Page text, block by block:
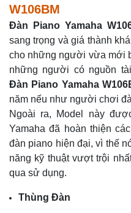
W106BM
Đàn Piano Yamaha
sang trọng và giá thành
cho những người vừa mới
những người có nguồn
Đàn Piano Yamaha
năm nếu như người chơi
Ngoài ra, Model này
Yamaha đã hoàn thiện
đàn piano hiện đại, vì thế
năng kỹ thuật vượt trội
qua sử dụng.
Thùng Đàn